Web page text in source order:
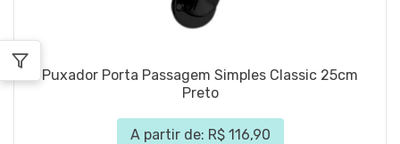
Puxador Porta Passagem Simples Classic 25cm
Preto
A partir de: R$ 116,90